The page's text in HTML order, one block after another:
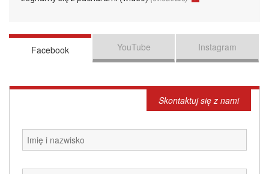
Facebook YouTube Instagram
Skontaktuj się z nami